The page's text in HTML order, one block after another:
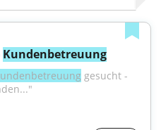
Kundenbetreuung
gesucht -